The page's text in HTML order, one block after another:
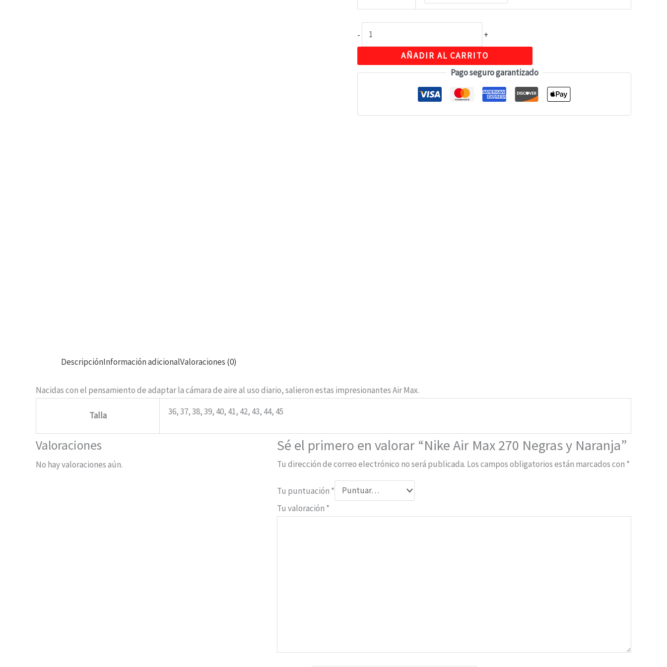
-
+
AÑADIR AL CARRITO
Pago seguro garantizado
DescripciónInformación adicionalValoraciones (0)
Nacidas con el pensamiento de adaptar la cámara de aire al uso diario, salieron estas impresionantes Air Max.
Talla 36, 37, 38, 39, 40, 41, 42, 43, 44, 45
Valoraciones
No hay valoraciones aún.
Sé el primero en valorar “Nike Air Max 270 Negras y Naranja”
Tu dirección de correo electrónico no será publicada. Los campos obligatorios están marcados con *
Tu puntuación *
Tu valoración *